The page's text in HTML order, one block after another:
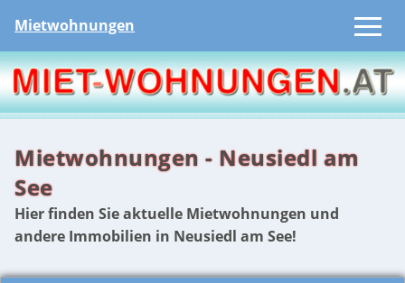
Mietwohnungen
Mietwohnungen - Neusiedl am
See
Hier finden Sie aktuelle Mietwohnungen und
andere Immobilien in Neusiedl am See!